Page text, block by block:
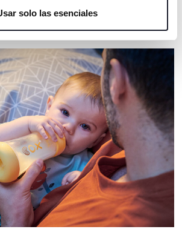
solo las esenciales